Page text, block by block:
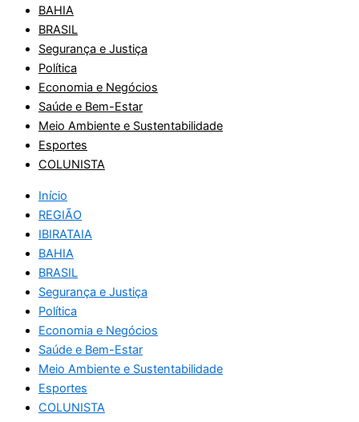
BAHIA
BRASIL
Segurança e Justiça
Política
Economia e Negócios
Saúde e Bem-Estar
Meio Ambiente e Sustentabilidade
Esportes
COLUNISTA
Início
REGIÃO
IBIRATAIA
BAHIA
BRASIL
Segurança e Justiça
Política
Economia e Negócios
Saúde e Bem-Estar
Meio Ambiente e Sustentabilidade
Esportes
COLUNISTA